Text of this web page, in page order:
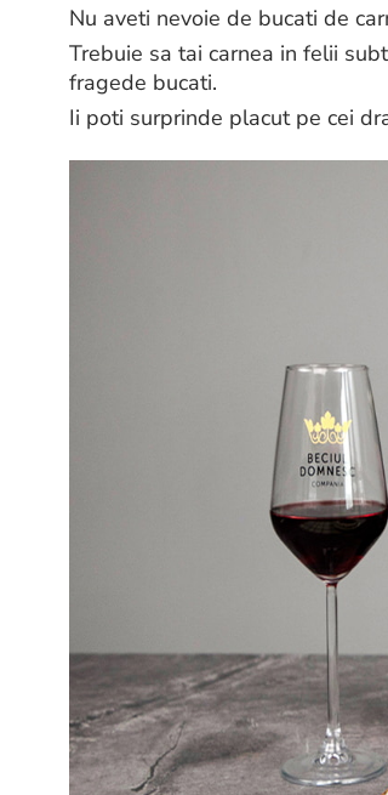
Nu aveti nevoie de bucati de
Trebuie sa tai carnea in felii
fragede bucati.
Ii poti surprinde placut pe cei